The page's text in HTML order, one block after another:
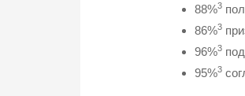
88%3
86%3
96%3
95%3